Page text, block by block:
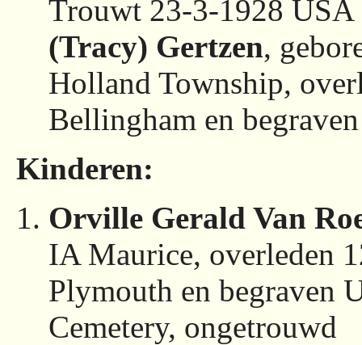
Trouwt 23-3-1928
(Tracy) Gertzen,
Holland Township,
Bellingham en
Kinderen:
Orville Gerald Van
IA Maurice, overleden
Plymouth en begraven
Cemetery, ongetrouwd